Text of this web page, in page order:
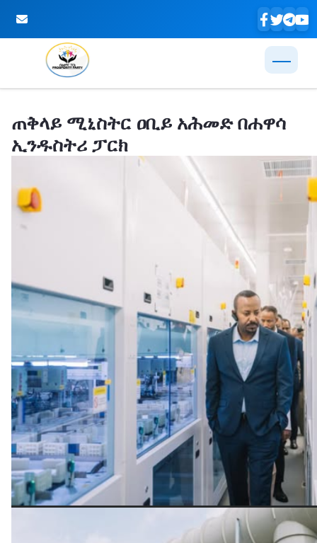
ጠቅላይ ሚኒስትር ዐቢይ አሕመድ በሐዋሳ
ኢንዱስትሪ ፓርክ